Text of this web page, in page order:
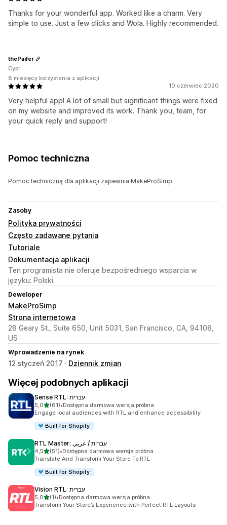
Thanks for your wonderful app. Worked like a charm. Very
simple to use. Just a few clicks and Wola. Highly recommended.
10 czerwiec 2020
Very helpful app! A lot of small but significant things were fixed
on my website and improved its work. Thank you, team, for
your quick reply and support!
thePaifer
Cypr
8 miesięcy korzystania z aplikacji
Pomoc techniczna
Pomoc techniczną dla aplikacji zapewnia MakeProSimp.
Zasoby
Polityka prywatności
Często zadawane pytania
Tutoriale
Dokumentacja aplikacji
Ten programista nie oferuje bezpośredniego wsparcia w
języku: Polski.
Deweloper
MakeProSimp
Strona internetowa
28 Geary St., Suite 650, Unit 5031, San Francisco, CA, 94108,
US
Wprowadzenie na rynek
12 styczeń 2017 · Dziennik zmian
Więcej podobnych aplikacji
Sense RTL: עברית
5,0na 5 gwiazdek
(61)
Łączna liczba recenzji: 61
•Dostępna darmowa wersja próbna
Engage local audiences with RTL and enhance accessibility
Built for Shopify
RTL Master: עברית / عربي
4,5na 5 gwiazdek
(51)
Łączna liczba recenzji: 51
•Dostępna darmowa wersja próbna
Translate And Transform Your Store To RTL
Built for Shopify
Vision RTL: עברית
5,0na 5 gwiazdek
(1)
Łączna liczba recenzji: 1
•Dostępna darmowa wersja próbna
Transform Your Store’s Experience with Perfect RTL Layouts